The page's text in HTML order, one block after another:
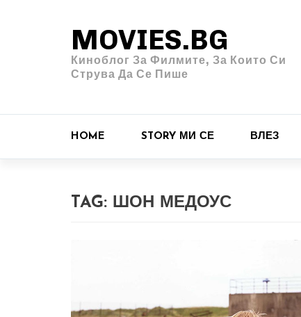
MOVIES.BG
Киноблог За Филмите, За Които Си
Струва Да Се Пише
HOME STORY МИ СЕ ВЛЕЗ
TAG: ШОН МЕДОУС